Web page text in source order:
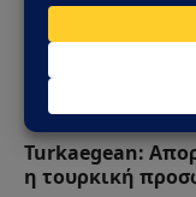
ΠΟΛΙΤΙΚΉ
Turkaegean:
η τουρκική